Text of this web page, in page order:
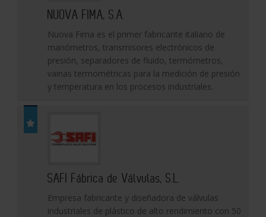
NUOVA FIMA, S.A.
Nuova Fima es el primer fabricante italiano de
manómetros, transmisores electrónicos de
presión, separadores de fluido, termómetros,
vainas termométricas para la medición de presión
y temperatura en los procesos industriales.
SAFI Fábrica de Válvulas, S.L.
Empresa fabricante y diseñadora de válvulas
industriales de plástico de alto rendimiento con 50